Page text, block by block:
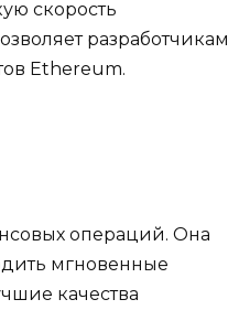
скорость
разработчикам
Ethereum.
операций. Она
мгновенные
качества